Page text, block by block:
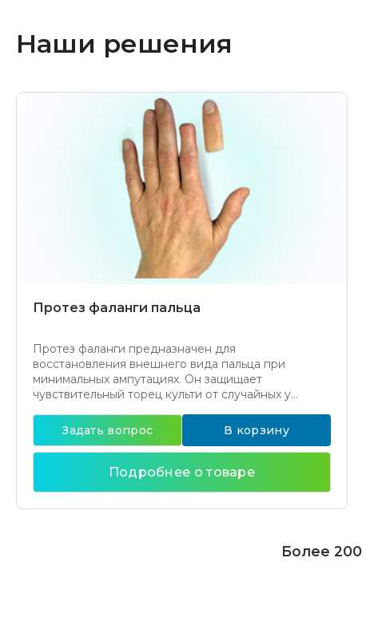
Наши решения
Протез фаланги пальца
Протез фаланги предназначен для
восстановления внешнего вида пальца при
минимальных ампутациях. Он защищает
чувствительный торец культи от случайных у...
Задать вопрос В корзину
Подробнее о товаре
Более 200